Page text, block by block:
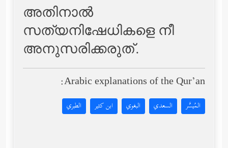
അതിനാല്‍
സത്യനിഷേധികളെ നീ
അനുസരിക്കരുത്‌.
Arabic explanations of the Qur’an:
المُيسَّر السعدي البغوي ابن كثير الطبري